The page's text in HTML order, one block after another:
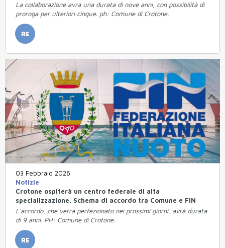
La collaborazione avrà una durata di nove anni, con possibilità di
proroga per ulteriori cinque. ph: Comune di Crotone.
RE
03 Febbraio 2026
Notizie
Crotone ospiterà un centro federale di alta
specializzazione. Schema di accordo tra Comune e FIN
L’accordo, che verrà perfezionato nei prossimi giorni, avrà durata
di 9 anni. PH: Comune di Crotone.
RE